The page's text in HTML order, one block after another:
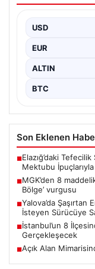
USD
EUR
ALTIN
BTC
Son Eklenen
■Elazığ’daki
Mektubu
■MGK’den 8
Bölge’ vurgusu
■Yalova’da
İsteyen Sürücüye
■İstanbul’un 8
Gerçekleşecek
■Açık Alan